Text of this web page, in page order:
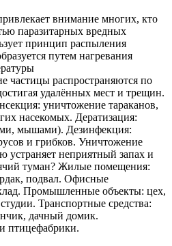
внимание многих, кто
паразитарных вредных
принцип распыления
путем нагревания
частицы распространяются по
удалённых мест и трещин.
уничтожение тараканов,
насекомых. Дератизация:
мышами). Дезинфекция:
и грибков. Уничтожение
устраняет неприятный запах и
туман? Жилые помещения:
подвал. Офисные
Промышленные объекты: цех,
Транспортные средства:
дачный домик.
птицефабрики.